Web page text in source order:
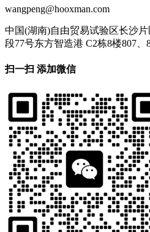
wangpeng@hooxman.com
中国(湖南)自由贸易试验区长沙
段77号东方智造港 C2栋8楼807、
扫一扫 添加微信